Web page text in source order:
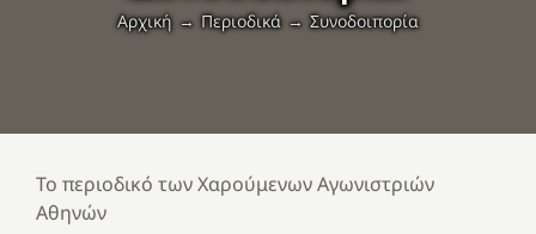
Αρχική Περιοδικά Συνοδοιπορία
Το περιοδικό των Χαρούμενων Αγωνιστριών
Αθηνών